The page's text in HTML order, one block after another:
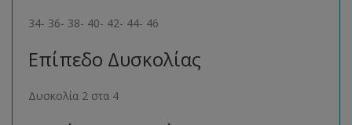
34- 36- 38- 40- 42- 44- 46
Επίπεδο Δυσκολίας
Δυσκολία 2 στα 4